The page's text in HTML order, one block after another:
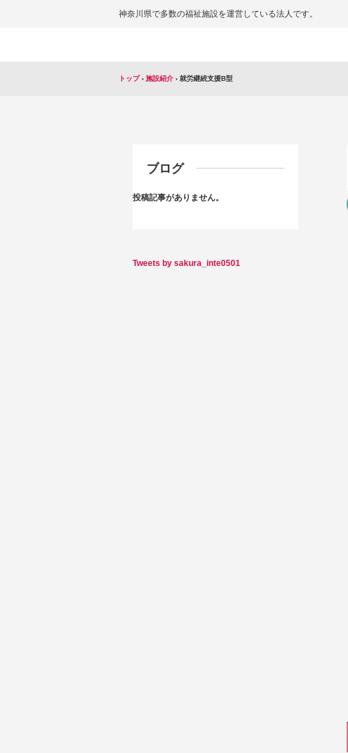
神奈川県で多数の福祉施設を運営している法人です。
トップ › 施設紹介 › 就労継続支援B型
ブログ
投稿記事がありません。
Tweets by sakura_inte0501